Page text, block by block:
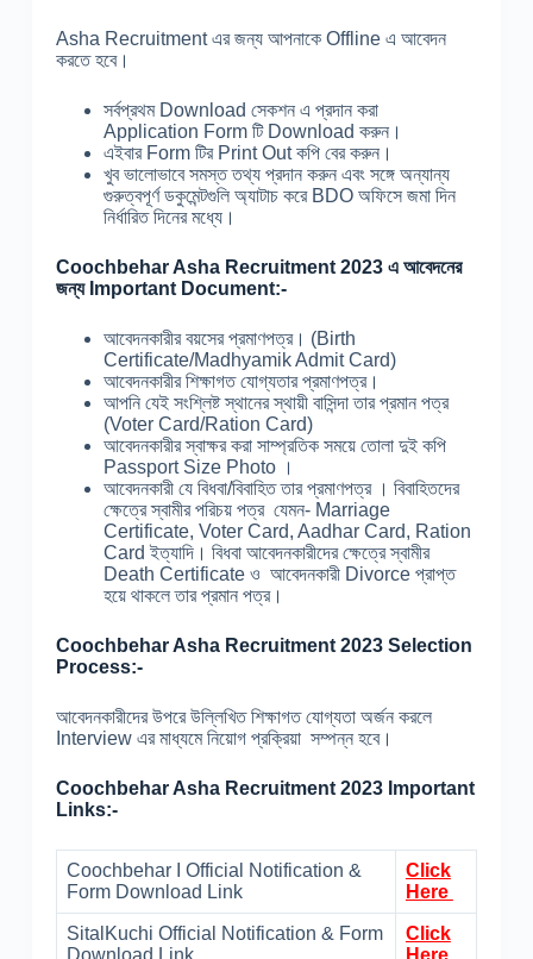
Asha Recruitment এর জন্য আপনাকে Offline এ আবেদন
করতে হবে।
সর্বপ্রথম Download সেকশন এ প্রদান করা
Application Form টি Download করুন।
এইবার Form টির Print Out কপি বের করুন।
খুব ভালোভাবে সমস্ত তথ্য প্রদান করুন এবং সঙ্গে অন্যান্য
গুরুত্বপূর্ণ ডকুমেন্টগুলি অ্যাটাচ করে BDO অফিসে জমা দিন
নির্ধারিত দিনের মধ্যে।
Coochbehar Asha Recruitment 2023 এ আবেদনের
জন্য Important Document:-
আবেদনকারীর বয়সের প্রমাণপত্র। (Birth
Certificate/Madhyamik Admit Card)
আবেদনকারীর শিক্ষাগত যোগ্যতার প্রমাণপত্র।
আপনি যেই সংশ্লিষ্ট স্থানের স্থায়ী বাসিন্দা তার প্রমান পত্র
(Voter Card/Ration Card)
আবেদনকারীর স্বাক্ষর করা সাম্প্রতিক সময়ে তোলা দুই কপি
Passport Size Photo ।
আবেদনকারী যে বিধবা/বিবাহিত তার প্রমাণপত্র । বিবাহিতদের
ক্ষেত্রে স্বামীর পরিচয় পত্র যেমন- Marriage
Certificate, Voter Card, Aadhar Card, Ration
Card ইত্যাদি। বিধবা আবেদনকারীদের ক্ষেত্রে স্বামীর
Death Certificate ও আবেদনকারী Divorce প্রাপ্ত
হয়ে থাকলে তার প্রমান পত্র।
Coochbehar Asha Recruitment 2023 Selection
Process:-
আবেদনকারীদের উপরে উল্লিখিত শিক্ষাগত যোগ্যতা অর্জন করলে
Interview এর মাধ্যমে নিয়োগ প্রক্রিয়া সম্পন্ন হবে।
Coochbehar Asha Recruitment 2023 Important
Links:-
Coochbehar I Official Notification &
Form Download Link
Click
Here
SitalKuchi Official Notification & Form
Download Link
Click
Here